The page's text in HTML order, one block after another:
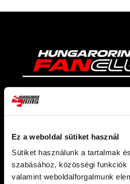
Ez a weboldal sütiket használ
Sütiket használunk a tartalmak
szabásához, közösségi funkciók
valamint weboldalforgalmunk
GP and our events, the
exciting offers from the